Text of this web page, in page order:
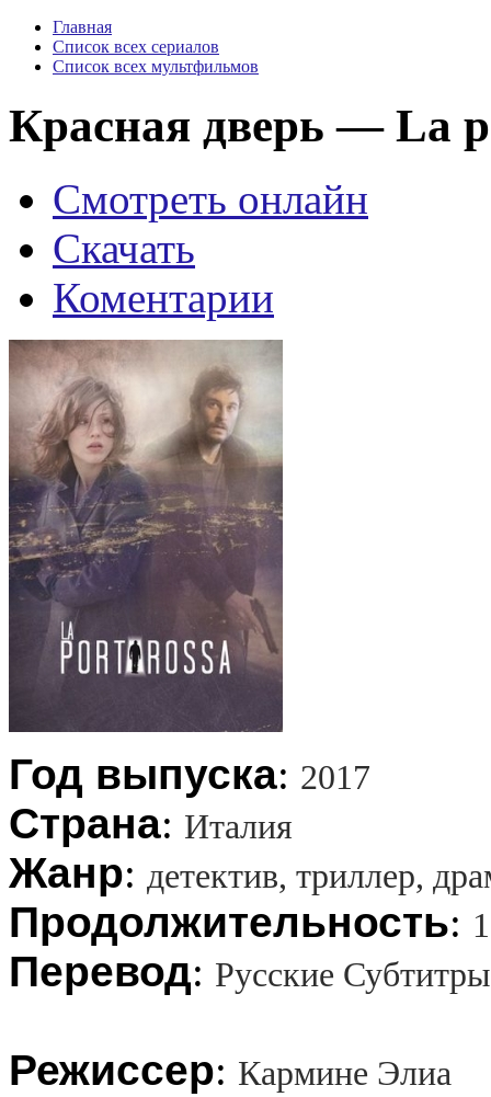
Главная
Список всех сериалов
Список всех мультфильмов
Красная дверь — La
Смотреть онлайн
Скачать
Коментарии
Год выпуска: 2017
Страна: Италия
Жанр: детектив, триллер,
Продолжительность:
Перевод: Русские Субтитры
Режиссер: Кармине Элиа